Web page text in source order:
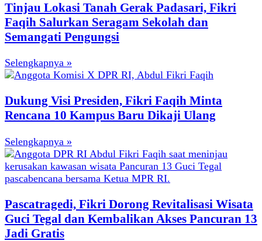
Tinjau Lokasi Tanah Gerak Padasari, Fikri
Faqih Salurkan Seragam Sekolah dan
Semangati Pengungsi
Selengkapnya »
Dukung Visi Presiden, Fikri Faqih Minta
Rencana 10 Kampus Baru Dikaji Ulang
Selengkapnya »
Pascatragedi, Fikri Dorong Revitalisasi Wisata
Guci Tegal dan Kembalikan Akses Pancuran 13
Jadi Gratis